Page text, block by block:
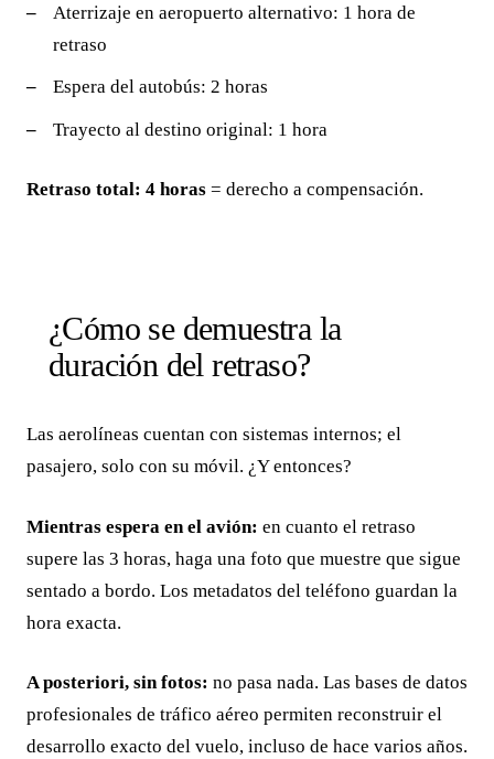
Aterrizaje en aeropuerto alternativo: 1 hora de
retraso
Espera del autobús: 2 horas
Trayecto al destino original: 1 hora
Retraso total: 4 horas = derecho a compensación.
¿Cómo se demuestra la
duración del retraso?
Las aerolíneas cuentan con sistemas internos; el
pasajero, solo con su móvil. ¿Y entonces?
Mientras espera en el avión: en cuanto el retraso
supere las 3 horas, haga una foto que muestre que sigue
sentado a bordo. Los metadatos del teléfono guardan la
hora exacta.
A posteriori, sin fotos: no pasa nada. Las bases de datos
profesionales de tráfico aéreo permiten reconstruir el
desarrollo exacto del vuelo, incluso de hace varios años.